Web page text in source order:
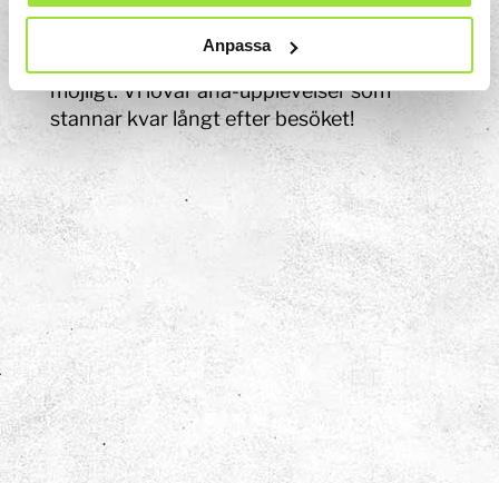
Anpassa
Boka ert kroppsäventyr idag! Ge eleverna
en chans att upptäcka hur fantastiskt
kroppen är och hur våra sinnen gör livet
möjligt. Vi lovar aha-upplevelser som
stannar kvar långt efter besöket!